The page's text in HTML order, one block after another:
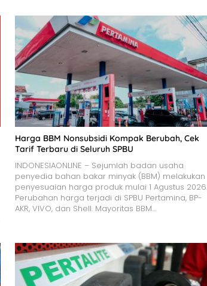
Harga BBM Nonsubsidi Kompak Berubah, Cek
Tarif Terbaru di Seluruh SPBU
INDONESIAONLINE – Sejumlah badan usaha
penyedia bahan bakar minyak (BBM) melakukan
penyesuaian harga produk mulai 1 Agustus 2026.
Perubahan harga terjadi di SPBU Pertamina, BP-
AKR, VIVO, dan Shell. Mayoritas BBM…